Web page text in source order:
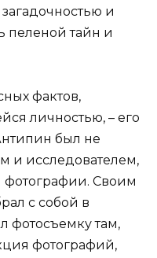
и
пеленой тайн и
фактов,
личностью, – его
был не
и исследователем,
фотографии. Своим
с собой в
фотосъемку там,
фотографий,